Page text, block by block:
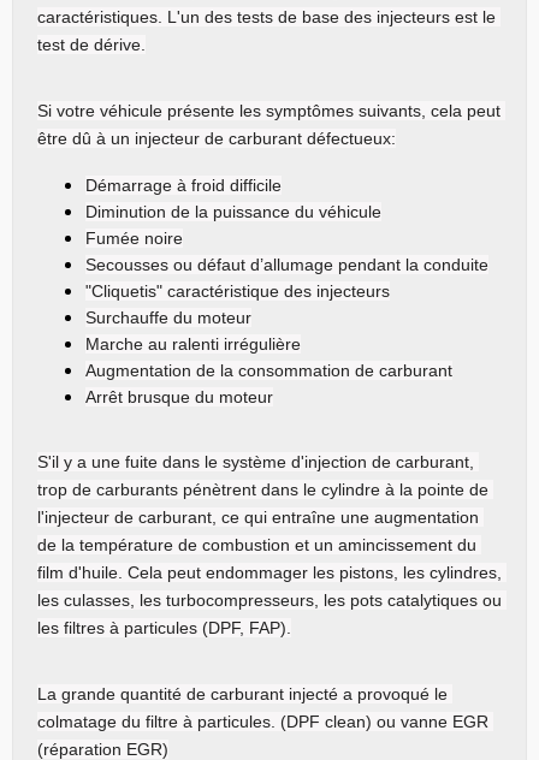
caractéristiques. L'un des tests de base des injecteurs est le
test de dérive.
Si votre véhicule présente les symptômes suivants, cela peut
être dû à un injecteur de carburant défectueux:
Démarrage à froid difficile
Diminution de la puissance du véhicule
Fumée noire
Secousses ou défaut d’allumage pendant la conduite
"Cliquetis" caractéristique des injecteurs
Surchauffe du moteur
Marche au ralenti irrégulière
Augmentation de la consommation de carburant
Arrêt brusque du moteur
S'il y a une fuite dans le système d'injection de carburant,
trop de carburants pénètrent dans le cylindre à la pointe de
l'injecteur de carburant, ce qui entraîne une augmentation
de la température de combustion et un amincissement du
film d'huile. Cela peut endommager les pistons, les cylindres,
les culasses, les turbocompresseurs, les pots catalytiques ou
les filtres à particules (DPF, FAP).
La grande quantité de carburant injecté a provoqué le
colmatage du filtre à particules. (DPF clean) ou vanne EGR
(réparation EGR)